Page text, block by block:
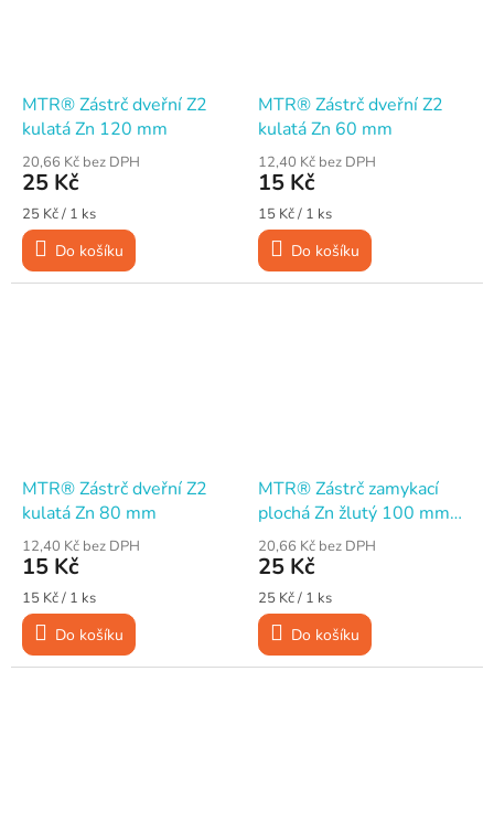
MTR® Zástrč dveřní Z2
kulatá Zn 120 mm
20,66 Kč bez DPH
25 Kč
Měrná
cena:
25 Kč / 1 ks
Do košíku
MTR® Zástrč dveřní Z2
kulatá Zn 60 mm
12,40 Kč bez DPH
15 Kč
Měrná
cena:
15 Kč / 1 ks
Do košíku
MTR® Zástrč dveřní Z2
kulatá Zn 80 mm
12,40 Kč bez DPH
15 Kč
Měrná
cena:
15 Kč / 1 ks
Do košíku
MTR® Zástrč zamykací
plochá Zn žlutý 100 mm
M3
20,66 Kč bez DPH
25 Kč
Měrná
cena:
25 Kč / 1 ks
Do košíku